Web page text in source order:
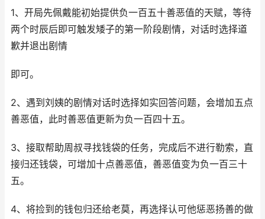
1、开局先佩戴能初始提供负一百五十善恶值的天赋，等待
两个时辰后即可触发矮子的第一阶段剧情，对话时选择道
歉并退出剧情
即可。
2、遇到刘姨的剧情对话时选择如实回答问题，会增加五点
善恶值，此时善恶值更新为负一百四十五。
3、接取帮助周叔寻找钱袋的任务，完成后不进行勒索，直
接归还钱袋，可增加十点善恶值，善恶值变为负一百三十
五。
4、将捡到的钱包归还给老莫，再选择认可他惩恶扬善的做